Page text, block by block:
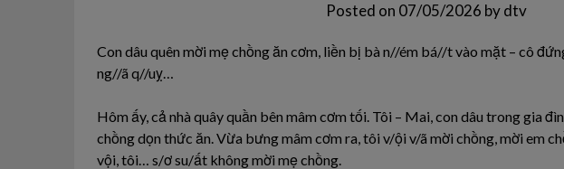
Posted on 07/05/2026 bydtv
Con dâu quên mời mẹ chồng ăn cơm, liền bị bà n//ém bá//t vào mặt – cô
ng//ã q//uỵ…
Hôm ấy, cả nhà quây quần bên mâm cơm tối. Tôi – Mai, con dâu trong gia
chồng dọn thức ăn. Vừa bưng mâm cơm ra, tôi v/ội v/ã mời chồng, mời em
vội, tôi… s/ơ su/ất không mời mẹ chồng.